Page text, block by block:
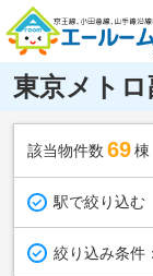
東京メト
該当物件数 69棟
駅で絞り込む
絞り込み条件：